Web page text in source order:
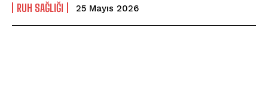
⁠RUH SAĞLIĞI 25 Mayıs 2026